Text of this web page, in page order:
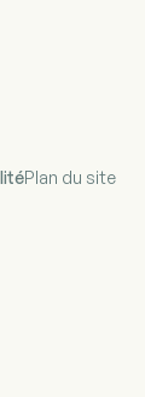
Plan du site